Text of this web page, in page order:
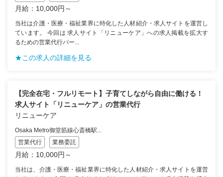
月給：10,000円～
当社は介護・医療・福祉業界に特化した人材紹介・求人サイトを運営し
ています。 今回は 求人サイト「リニューケア」への求人掲載を拡大す
るための営業代行パー...
★この求人の詳細を見る
【完全在宅・フルリモート】子育てしながら自由に働ける！
求人サイト「リニューケア」の営業代行
リニューケア
Osaka Metro御堂筋線心斎橋駅...
営業代行
業務委託
月給：10,000円～
当社は、介護・医療・福祉業界に特化した人材紹介・求人サイトを運営